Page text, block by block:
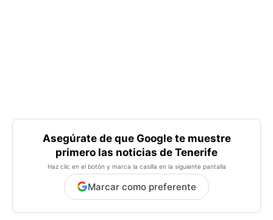
Asegúrate de que Google te muestre
primero las noticias de Tenerife
Haz clic en el botón y marca la casilla en la siguiente pantalla
Marcar como preferente